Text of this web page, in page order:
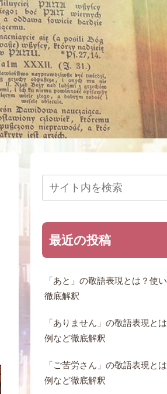
最近の投稿
「あと」の敬語表現とは？使
徹底解釈
「ありません」の敬語表現と
例など徹底解釈
「ご苦労さん」の敬語表現と
例など徹底解釈